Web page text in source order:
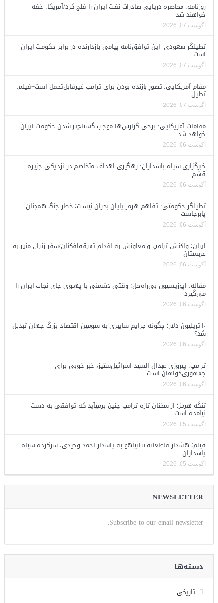
روزنامه: محاصره دریایی صادرات نفت ایران را فلج کرد/آمریکا: خفه
خواهند شد
آگوست 07, 2026
تحلیلگر سعودی: این توافق‌نامه پیامی بازدارنده در برابر حکومت ایران
است
آگوست 07, 2026
مقام آمریکایی: تصورِ بازنده بودن برای ترامپ غیرقابل‌تحمل است+فیلم:
تحلیل
آگوست 07, 2026
مقامات آمریکایی: برخی گزارش‌ها موجب گستاخ‌تر شدن حکومت ایران
خواهد شد
آگوست 06, 2026
خبرگزاری سپاه پاسداران: رهگیری اهداف متخاصم در نزدیکی جزیره
قشم
آگوست 06, 2026
تحلیلگر حکومتی: تفاهم هرمز پایان بحران نیست؛ خطر جنگ همچنان
پابرجاست
آگوست 06, 2026
ایران؛ واکنش ترامپ و معاونش به اقدام تفرقه‌افکنان/سفر ژنرال منیر به
عربستان
آگوست 06, 2026
مقاله: اپوزیسیون بی‌راه‌حل؛ وقتی دشمنی با پهلوی جای نجات ایران را
می‌گیرد
آگوست 06, 2026
۱۰ تریلیون دلار؛ چگونه جرایم سایبری به سومین اقتصاد بزرگ جهان تبدیل
شد؟
آگوست 06, 2026
ترامپ: پیروزی عبدال السید اسرائیل‌ستیز، خبر خوبی برای
جمهوری‌خواهان است
آگوست 06, 2026
تنگه هرمز؛ از سخنان تازه ترامپ چنین برمیآید که توافقی به دست
نیامده است
آگوست 05, 2026
فیلم؛ هشدار قاطعانه نتانیاهو به پاسدار احمد وحیدی، سرکرده سپاه
پاسداران
آگوست 05, 2026
NEWSLETTER
Subscribe to our email newsletter.
دسته‌ها
تاریخی